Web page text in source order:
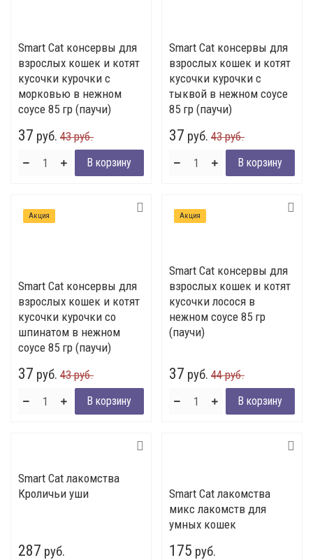
Smart Cat консервы для
взрослых кошек и котят
кусочки курочки с
морковью в нежном
соусе 85 гр (паучи)
37 руб. 43 руб.
Smart Cat консервы для
взрослых кошек и котят
кусочки курочки с
тыквой в нежном соусе
85 гр (паучи)
37 руб. 43 руб.
Акция
Smart Cat консервы для
взрослых кошек и котят
кусочки курочки со
шпинатом в нежном
соусе 85 гр (паучи)
37 руб. 43 руб.
Акция
Smart Cat консервы для
взрослых кошек и котят
кусочки лосося в
нежном соусе 85 гр
(паучи)
37 руб. 44 руб.
Smart Cat лакомства
Кроличьи уши
287 руб.
Smart Cat лакомства
микс лакомств для
умных кошек
175 руб.